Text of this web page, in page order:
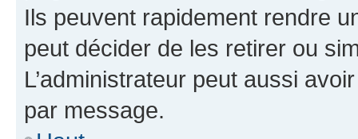
Ils peuvent rapidement rendre
peut décider de les retirer ou
L’administrateur peut aussi
par message.